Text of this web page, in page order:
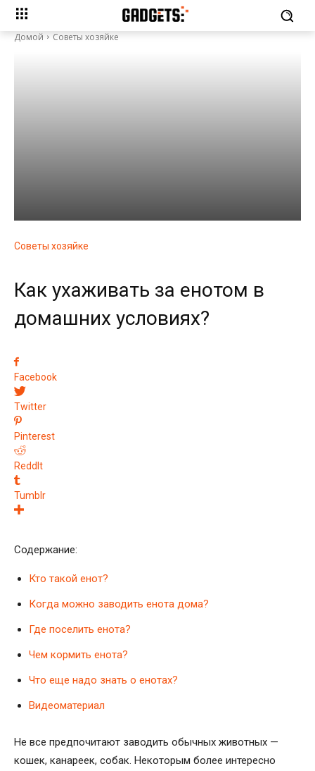
Домой Советы хозяйке
Советы хозяйке
Как ухаживать за енотом в
домашних условиях?
Facebook
Twitter
Pinterest
ReddIt
Tumblr
Содержание:
Кто такой енот?
Когда можно заводить енота дома?
Где поселить енота?
Чем кормить енота?
Что еще надо знать о енотах?
Видеоматериал
Не все предпочитают заводить обычных животных —
кошек, канареек, собак. Некоторым более интересно